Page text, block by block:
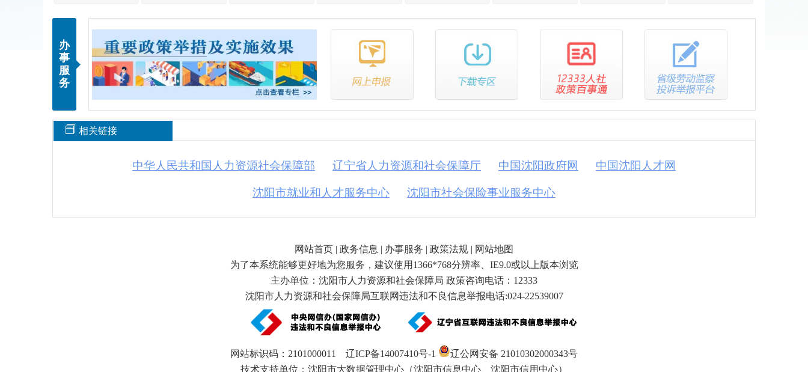
办
事
服
务
相关链接
中华人民共和国人力资源社会保障部 辽宁省人力资源和社会保障厅 中国沈阳政府网 中国沈阳人才网
沈阳市就业和人才服务中心 沈阳市社会保险事业服务中心
网站首页 | 政务信息 | 办事服务 | 政策法规 | 网站地图
为了本系统能够更好地为您服务，建议使用1366*768分辨率、IE9.0或以上版本浏览
主办单位：沈阳市人力资源和社会保障局 政策咨询电话：12333
沈阳市人力资源和社会保障局互联网违法和不良信息举报电话:024-22539007
网站标识码：2101000011 辽ICP备14007410号-1
辽公网安备 21010302000343号
技术支持单位：沈阳市大数据管理中心（沈阳市信息中心、沈阳市信用中心）